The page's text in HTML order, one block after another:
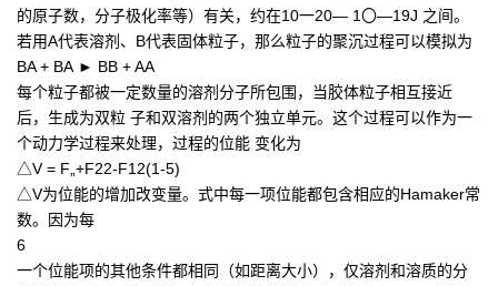
的原子数，分子极化率等）有关，约在10一20— 1〇—19J 之间。
若用A代表溶剂、B代表固体粒子，那么粒子的聚沉过程可以模拟为
BA + BA ► BB + AA
每个粒子都被一定数量的溶剂分子所包围，当胶体粒子相互接近
后，生成为双粒 子和双溶剂的两个独立单元。这个过程可以作为一
个动力学过程来处理，过程的位能 变化为
△V = F„+F22-F12(1-5)
△V为位能的增加改变量。式中每一项位能都包含相应的Hamaker常
数。因为每
6
一个位能项的其他条件都相同（如距离大小），仅溶剂和溶质的分